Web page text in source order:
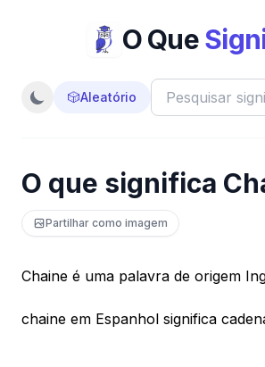
O Que
🎲Aleatório
O que significa
Partilhar como imagem
Chaine é uma palavra de origem
chaine em Espanhol significa